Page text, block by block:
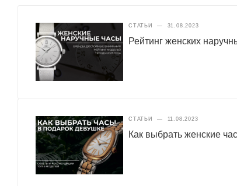
СТАТЬИ — 31.08.2023
Рейтинг женских
СТАТЬИ — 11.08.2023
Как выбрать женские